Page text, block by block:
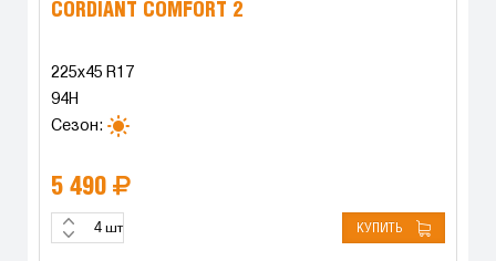
CORDIANT COMFORT 2
225x45 R17
94H
Сезон:
5 490
шт КУПИТЬ